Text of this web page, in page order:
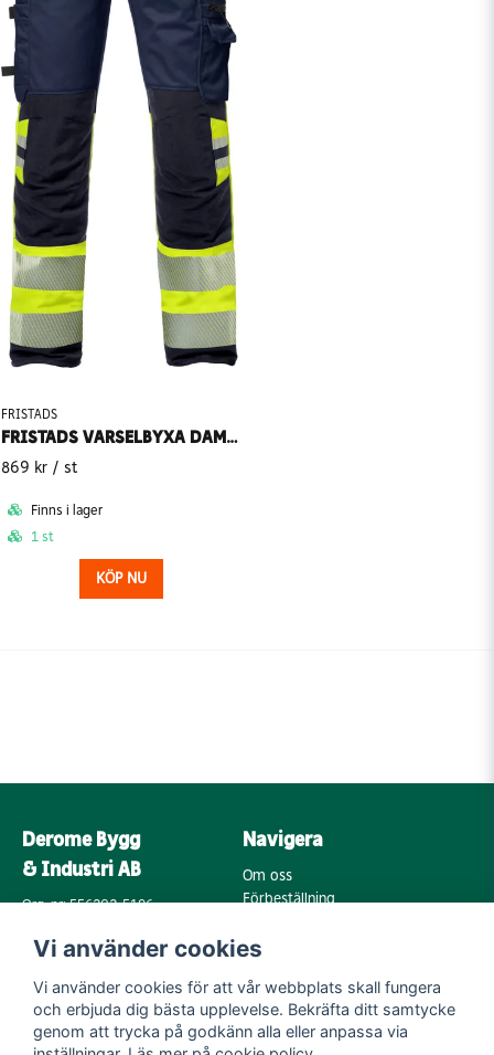
FRISTADS
FRISTADS VARSELBYXA DAM KLASS 1 2709 PLU
869 kr / st
Finns i lager
1 st
KÖP NU
Derome Bygg
& Industri AB
Org. nr: 556202-5196
43248 Varberg
Kontakta oss
Mail:
byggoutlet@support.derome.se
Navigera
Om oss
Förbeställning
Köpvillkor
Integritetspolicy
Cookies
Vi använder cookies
Vi använder cookies för att vår webbplats skall fungera
och erbjuda dig bästa upplevelse. Bekräfta ditt samtycke
genom att trycka på godkänn alla eller anpassa via